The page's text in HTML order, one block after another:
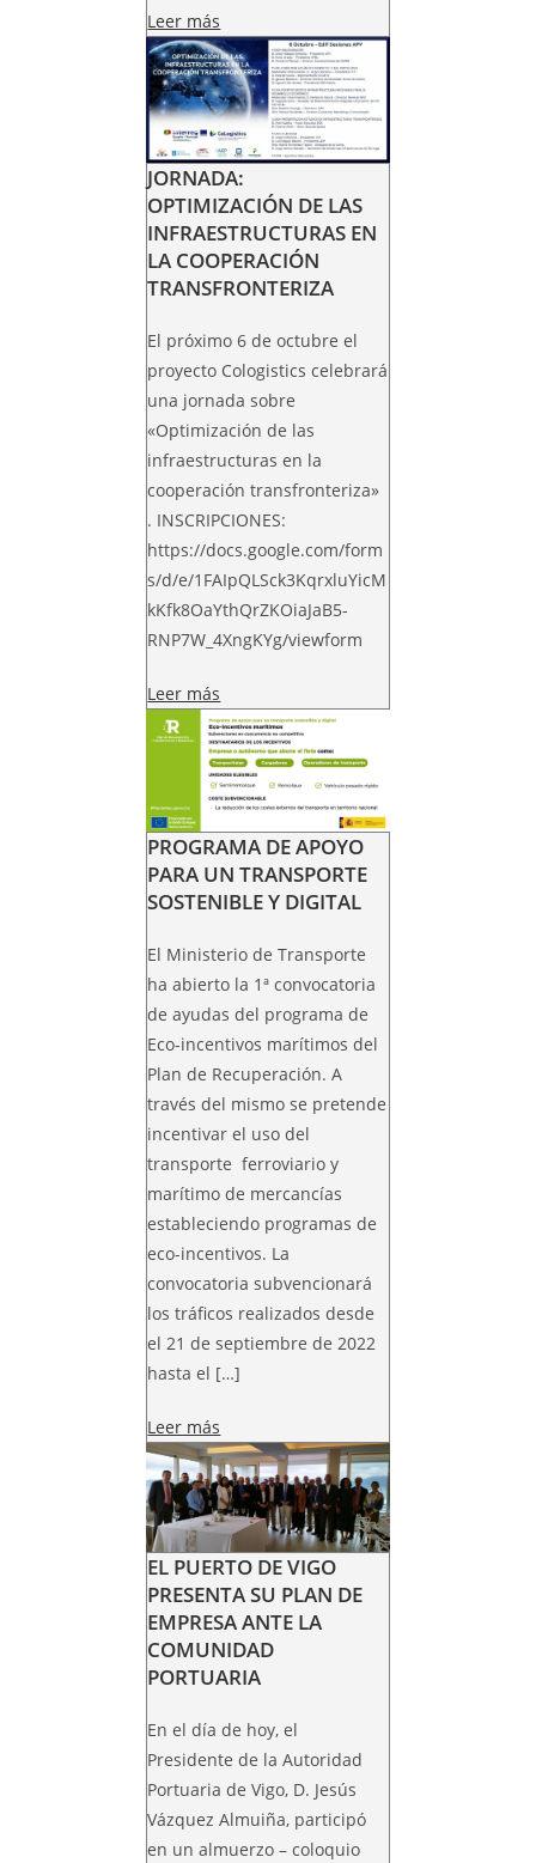
Leer más
JORNADA:
OPTIMIZACIÓN DE LAS
INFRAESTRUCTURAS EN
LA COOPERACIÓN
TRANSFRONTERIZA
El próximo 6 de octubre el
proyecto Cologistics celebrará
una jornada sobre
«Optimización de las
infraestructuras en la
cooperación transfronteriza»
. INSCRIPCIONES:
https://docs.google.com/form
s/d/e/1FAIpQLSck3KqrxluYicM
kKfk8OaYthQrZKOiaJaB5-
RNP7W_4XngKYg/viewform
Leer más
PROGRAMA DE APOYO
PARA UN TRANSPORTE
SOSTENIBLE Y DIGITAL
El Ministerio de Transporte
ha abierto la 1ª convocatoria
de ayudas del programa de
Eco-incentivos marítimos del
Plan de Recuperación. A
través del mismo se pretende
incentivar el uso del
transporte ferroviario y
marítimo de mercancías
estableciendo programas de
eco-incentivos. La
convocatoria subvencionará
los tráficos realizados desde
el 21 de septiembre de 2022
hasta el […]
Leer más
EL PUERTO DE VIGO
PRESENTA SU PLAN DE
EMPRESA ANTE LA
COMUNIDAD
PORTUARIA
En el día de hoy, el
Presidente de la Autoridad
Portuaria de Vigo, D. Jesús
Vázquez Almuiña, participó
en un almuerzo – coloquio